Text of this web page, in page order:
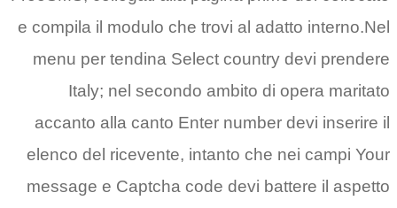
e compila il modulo che trovi
menu per tendina Select
Italy; nel secondo
accanto alla canto Enter
elenco del ricevente, intanto
message e Captcha code